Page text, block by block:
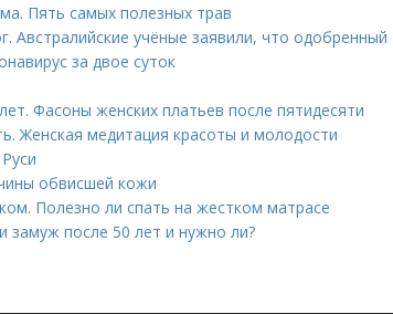
Пять самых полезных трав
Австралийские учёные заявили, что одобренный
за двое суток
Фасоны женских платьев после пятидесяти
Женская медитация красоты и молодости
обвисшей кожи
Полезно ли спать на жестком матрасе
замуж после 50 лет и нужно ли?